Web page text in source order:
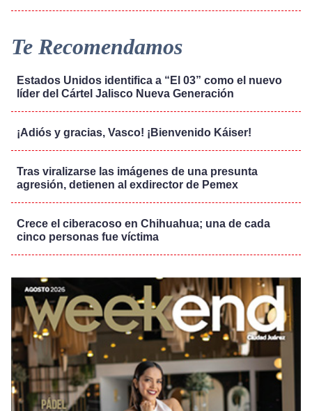
Te Recomendamos
Estados Unidos identifica a “El 03” como el nuevo
líder del Cártel Jalisco Nueva Generación
¡Adiós y gracias, Vasco! ¡Bienvenido Káiser!
Tras viralizarse las imágenes de una presunta
agresión, detienen al exdirector de Pemex
Crece el ciberacoso en Chihuahua; una de cada
cinco personas fue víctima